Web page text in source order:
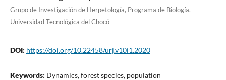
Grupo de Investigación de Herpetología, Programa de Biología,
Universidad Tecnológica del Chocó
DOI: https://doi.org/10.22458/urj.v10i1.2020
Keywords: Dynamics, forest species, population